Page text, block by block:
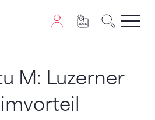
Seite wird JavaScript benötigt.
M: Luzerner